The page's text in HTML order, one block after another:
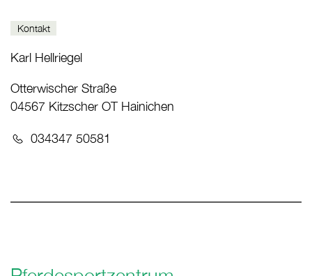
Kontakt
Karl Hellriegel
Otterwischer Straße
04567 Kitzscher OT Hainichen
Telefon:
034347 50581